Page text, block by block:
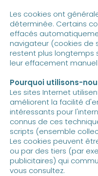
Les cookies ont
déterminée. Certains
effacés
navigateur (cookies de
restent plus longtemps
leur effacement
Pourquoi utilisons-
Les sites Internet
améliorent la facilité
intéressants pour
connus de ces
scripts (ensemble
Les cookies peuvent
ou par des tiers (par
publicitaires) qui
vous consultez.